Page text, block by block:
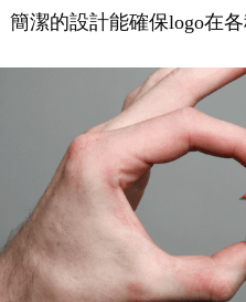
潔的設計能確保logo在